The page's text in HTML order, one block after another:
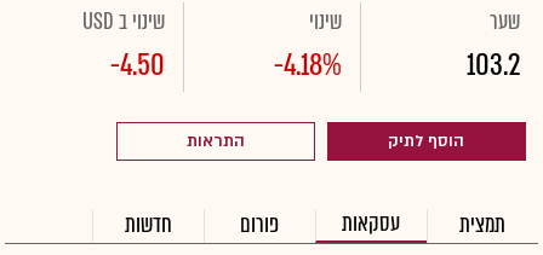
שער
103.2
שינוי
-4.18%
שינוי ב USD
-4.50
הוסף לתיק התראות
תמצית עסקאות פורום חדשות